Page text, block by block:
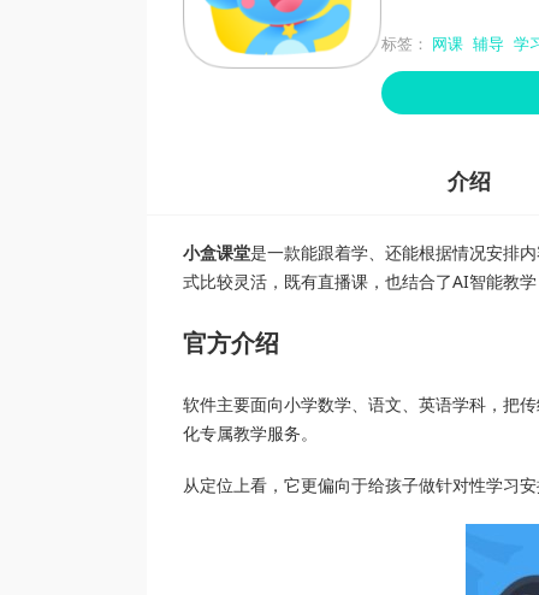
标签： 网课 辅导 学
介绍
小盒课堂是一款能跟着学、还能根据情况安排
式比较灵活，既有直播课，也结合了AI智能教
官方介绍
软件主要面向小学数学、语文、英语学科，把
化专属教学服务。
从定位上看，它更偏向于给孩子做针对性学习